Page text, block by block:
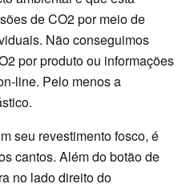
de CO2 por meio de
Não conseguimos
por produto ou informações
line. Pelo menos a
seu revestimento fosco, é
cantos. Além do botão de
no lado direito do